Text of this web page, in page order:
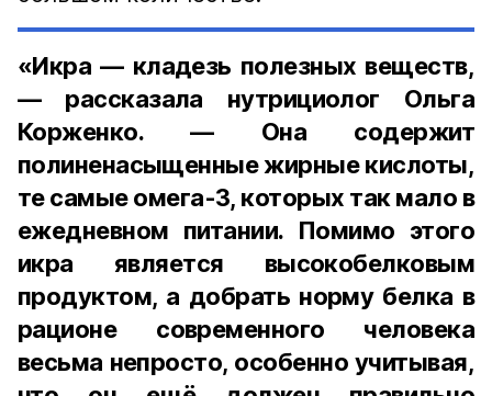
«Икра — кладезь полезных веществ,
— рассказала нутрициолог Ольга
Корженко. — Она содержит
полиненасыщенные жирные кислоты,
те самые омега-3, которых так мало в
ежедневном питании. Помимо этого
икра является высокобелковым
продуктом, а добрать норму белка в
рационе современного человека
весьма непросто, особенно учитывая,